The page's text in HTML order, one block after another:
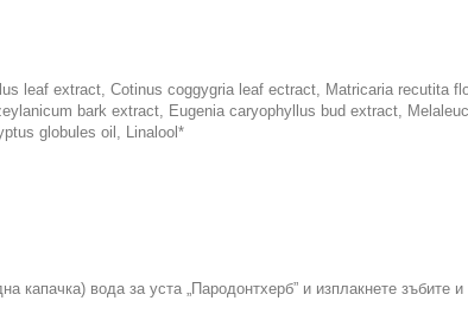
leaf extract, Cotinus coggygria leaf ectract, Matricaria recutita
bark extract, Eugenia caryophyllus bud extract,
globules oil, Linalool*
капачка) вода за уста „Пародонтхерб” и изплакнете